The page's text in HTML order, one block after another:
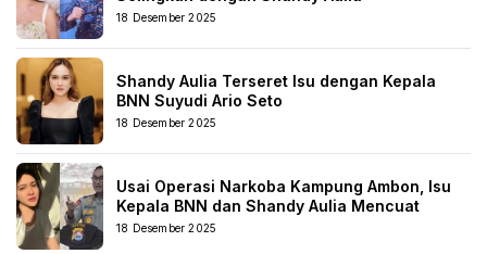
18 Desember 2025
Shandy Aulia Terseret Isu dengan Kepala
BNN Suyudi Ario Seto
18 Desember 2025
Usai Operasi Narkoba Kampung Ambon, Isu
Kepala BNN dan Shandy Aulia Mencuat
18 Desember 2025